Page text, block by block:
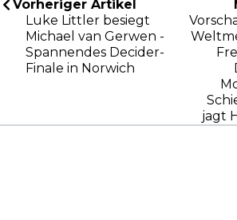
Vorheriger Artikel
Luke Littler besiegt
Michael van Gerwen -
Spannendes Decider-
Finale in Norwich
jagt